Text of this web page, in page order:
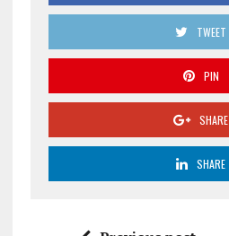
TWEET
PIN
SHARE
SHARE